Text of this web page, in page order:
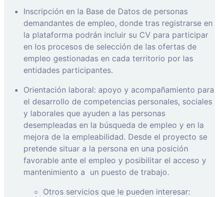
Inscripción en la Base de Datos de personas
demandantes de empleo, donde tras registrarse en
la plataforma podrán incluir su CV para participar
en los procesos de selección de las ofertas de
empleo gestionadas en cada territorio por las
entidades participantes.
Orientación laboral: apoyo y acompañamiento para
el desarrollo de competencias personales, sociales
y laborales que ayuden a las personas
desempleadas en la búsqueda de empleo y en la
mejora de la empleabilidad. Desde el proyecto se
pretende situar a la persona en una posición
favorable ante el empleo y posibilitar el acceso y
mantenimiento a un puesto de trabajo.
Otros servicios que le pueden interesar: